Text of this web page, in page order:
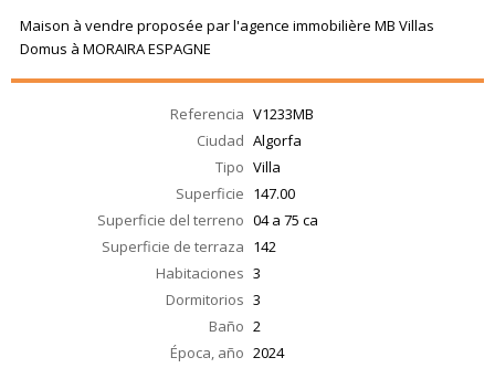
Maison à vendre proposée par l'agence immobilière MB Villas
Domus à MORAIRA ESPAGNE
Referencia V1233MB
Ciudad Algorfa
Tipo Villa
Superficie 147.00
Superficie del terreno 04 a 75 ca
Superficie de terraza 142
Habitaciones 3
Dormitorios 3
Baño 2
Época, año 2024